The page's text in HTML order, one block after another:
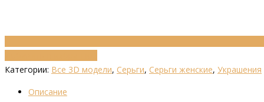
Категории: Все 3D модели, Серьги, Серьги женские, Украшения
Описание